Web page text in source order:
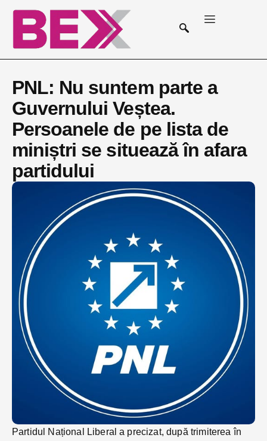
PNL: Nu suntem parte a
Guvernului Veștea.
Persoanele de pe lista de
miniștri se situează în afara
partidului
Partidul Național Liberal a precizat, după trimiterea în